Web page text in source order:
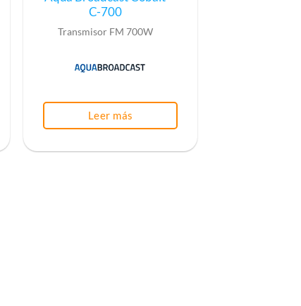
C-700
Transmisor FM 700W
Leer más